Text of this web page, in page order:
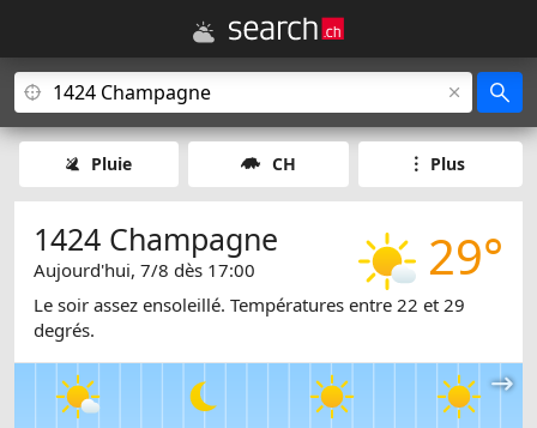
Pluie CH Plus
29°
1424 Champagne
Aujourd'hui, 7/8 dès 17:00
Le soir assez ensoleillé. Températures entre 22 et 29
degrés.